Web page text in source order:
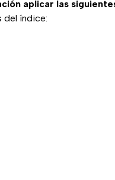
aplicar las
del índice: